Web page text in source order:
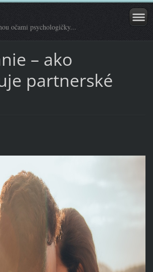
očami psychologičky...
– ako
partnerské